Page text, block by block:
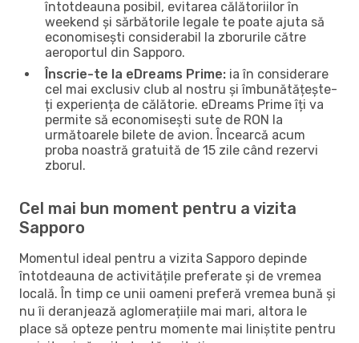
întotdeauna posibil, evitarea călătoriilor în
weekend și sărbătorile legale te poate ajuta să
economisești considerabil la zborurile către
aeroportul din Sapporo.
Înscrie-te la eDreams Prime: ia în considerare
cel mai exclusiv club al nostru și îmbunătățește-
ți experiența de călătorie. eDreams Prime îți va
permite să economisești sute de RON la
următoarele bilete de avion. Încearcă acum
proba noastră gratuită de 15 zile când rezervi
zborul.
Cel mai bun moment pentru a vizita
Sapporo
Momentul ideal pentru a vizita Sapporo depinde
întotdeauna de activitățile preferate și de vremea
locală. În timp ce unii oameni preferă vremea bună și
nu îi deranjează aglomerațiile mai mari, altora le
place să opteze pentru momente mai liniștite pentru